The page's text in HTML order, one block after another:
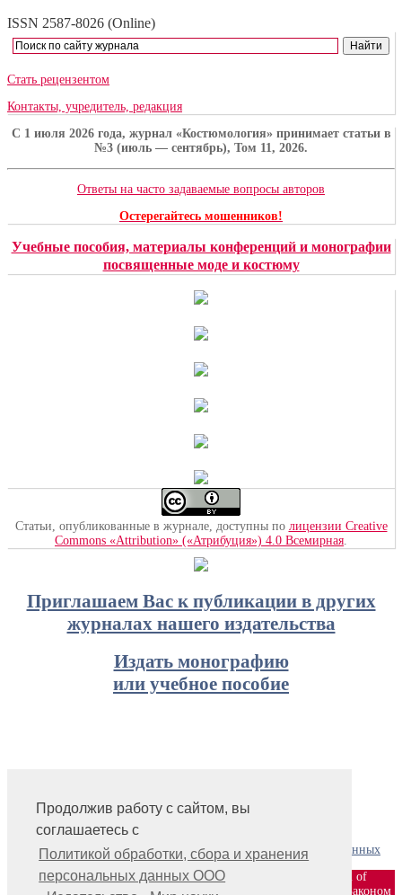
Продолжив работу с сайтом, вы
соглашаетесь с
Политикой обработки, сбора и хранения
персональных данных ООО
ISSN 2587-8026 (Online)
Стать рецензентом
Контакты, учредитель, редакция
C 1 июля 2026 года, журнал «Костюмология» принимает статьи в
№3 (июль — сентябрь), Том 11, 2026.
Ответы на часто задаваемые вопросы авторов
Остерегайтесь мошенников!
Учебные пособия, материалы конференций и монографии
посвященные моде и костюму
Статьи, опубликованные в журнале, доступны по лицензии Creative
Commons «Attribution» («Атрибуция») 4.0 Всемирная
Приглашаем Вас к публикации в других
журналах нашего издательства
Издать монографию
или учебное пособие
Контакты, учредитель, редакция
Политика обработки, сбора и хранения персональных данных
ООО «Издательство «Мир науки» \ «Publishing company «World of
science», LLC Материалы, размещенные на сайте, охраняются Законом